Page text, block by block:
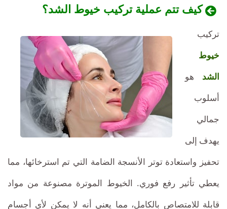
استثنائي
للوجه
بأسعار
مغرية
شد
الوجه
بدون
عالية
الجودة،
تجديد
استثنائي
للوجه
وآمن
وغير
مكلف.
تجديد
كيف تتم عملية تركيب خيوط الشد؟
تركيب
خيوط
الشد هو
أسلوب
جمالي
يهدف إلى
تحفيز واستعادة توتر الأنسجة الضامة التي تم استرخائها، مما
يعطي تأثير رفع فوري. الخيوط الموترة مصنوعة من مواد
قابلة للامتصاص بالكامل، مما يعني أنه لا يمكن لأي أجسام